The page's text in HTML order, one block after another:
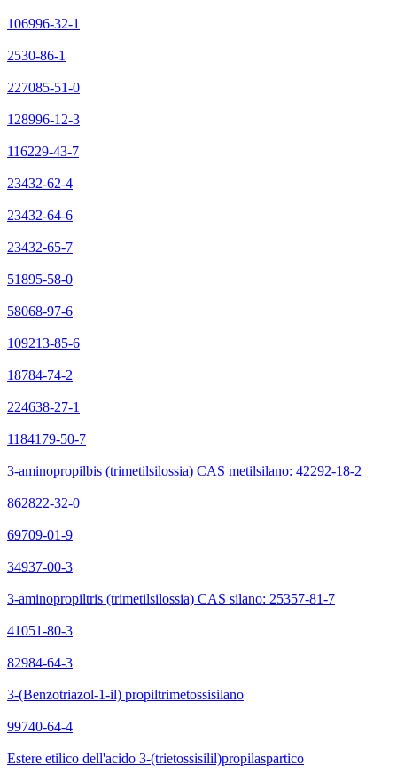
106996-32-1
2530-86-1
227085-51-0
128996-12-3
116229-43-7
23432-62-4
23432-64-6
23432-65-7
51895-58-0
58068-97-6
109213-85-6
18784-74-2
224638-27-1
1184179-50-7
3-aminopropilbis (trimetilsilossia) CAS metilsilano: 42292-18-2
862822-32-0
69709-01-9
34937-00-3
3-aminopropiltris (trimetilsilossia) CAS silano: 25357-81-7
41051-80-3
82984-64-3
3-(Benzotriazol-1-il) propiltrimetossisilano
99740-64-4
Estere etilico dell'acido 3-(trietossisilil)propilaspartico